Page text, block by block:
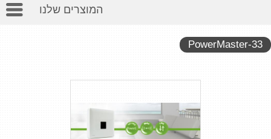
אזעקה אלחוטית לבית
יצאתי צדיק
המוצרים שלנו
PowerMaster-33